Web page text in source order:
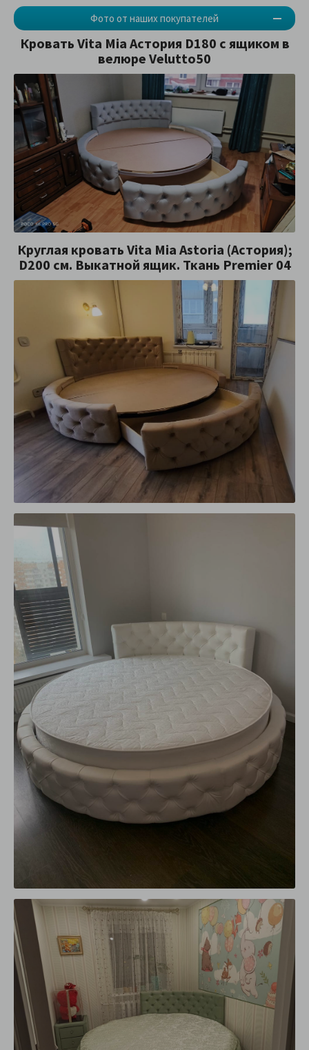
Фото от наших покупателей
Кровать Vita Mia Астория D180 с ящиком в
велюре Velutto50
Круглая кровать Vita Mia Astoria (Астория);
D200 см. Выкатной ящик. Ткань Premier 04